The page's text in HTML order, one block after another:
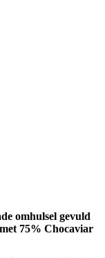
omhulsel gevuld
75% Chocaviar